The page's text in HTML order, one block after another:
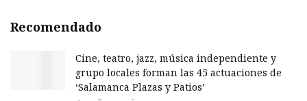
Recomendado
Cine, teatro, jazz, música independiente y
grupo locales forman las 45 actuaciones de
‘Salamanca Plazas y Patios’